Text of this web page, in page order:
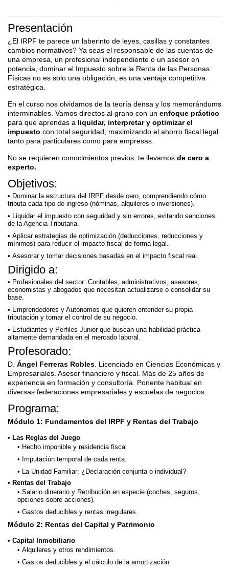
Presentación
¿El IRPF te parece un laberinto de leyes, casillas y constantes
cambios normativos? Ya seas el responsable de las cuentas de
una empresa, un profesional independiente o un asesor en
potencia, dominar el Impuesto sobre la Renta de las Personas
Físicas no es solo una obligación, es una ventaja competitiva
estratégica.
En el curso nos olvidamos de la teoría densa y los memorándums
interminables. Vamos directos al grano con un enfoque práctico
para que aprendas a liquidar, interpretar y optimizar el
impuesto con total seguridad, maximizando el ahorro fiscal legal
tanto para particulares como para empresas.
No se requieren conocimientos previos: te llevamos de cero a
experto.
Objetivos:
Dominar la estructura del IRPF desde cero, comprendiendo cómo
tributa cada tipo de ingreso (nóminas, alquileres o inversiones).
Liquidar el impuesto con seguridad y sin errores, evitando sanciones
de la Agencia Tributaria.
Aplicar estrategias de optimización (deducciones, reducciones y
mínimos) para reducir el impacto fiscal de forma legal.
Asesorar y tomar decisiones basadas en el impacto fiscal real.
Dirigido a:
Profesionales del sector: Contables, administrativos, asesores,
economistas y abogados que necesitan actualizarse o consolidar su
base.
Emprendedores y Autónomos que quieren entender su propia
tributación y tomar el control de su negocio.
Estudiantes y Perfiles Junior que buscan una habilidad práctica
altamente demandada en el mercado laboral.
Profesorado:
D. Ángel Ferreras Robles . Licenciado en Ciencias Económicas y
Empresariales. Asesor financiero y fiscal. Más de 25 años de
experiencia en formación y consultoría. Ponente habitual en
diversas federaciones empresariales y escuelas de negocios.
Programa:
Módulo 1: Fundamentos del IRPF y Rentas del Trabajo
Las Reglas del Juego
Hecho imponible y residencia fiscal
Imputación temporal de cada renta.
La Unidad Familiar: ¿Declaración conjunta o individual?
Rentas del Trabajo
Salario dinerario y Retribución en especie (coches, seguros,
opciones sobre acciones).
Gastos deducibles y rentas irregulares.
Módulo 2: Rentas del Capital y Patrimonio
Capital Inmobiliario
Alquileres y otros rendimientos.
Gastos deducibles y el cálculo de la amortización.